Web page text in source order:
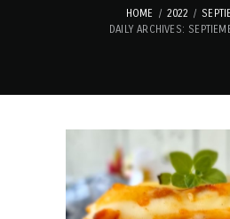
HOME 2022
DAILY ARCHIVES: